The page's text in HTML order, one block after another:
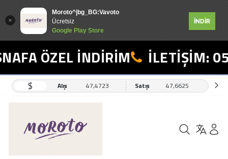
Moroto^|bg_BG:Vavoto
Ücretsiz
Google Play Store
İNDİR
ÖZEL İNDİRİM İLETİŞİM:
$ Alış 47,4723 Satış 47,6625